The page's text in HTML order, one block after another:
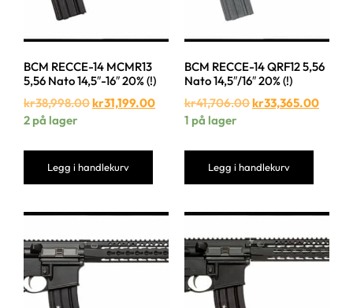
BCM RECCE-14 MCMR13
5,56 Nato 14,5″-16″ 20% (!)
kr38,998.00kr31,199.00
2 på lager
Legg i handlekurv
BCM RECCE-14 QRF12 5,56
Nato 14,5″/16″ 20% (!)
kr41,706.00kr33,365.00
1 på lager
Legg i handlekurv